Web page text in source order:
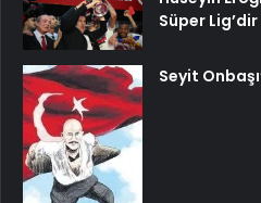
Süper Lig’dir
Seyit